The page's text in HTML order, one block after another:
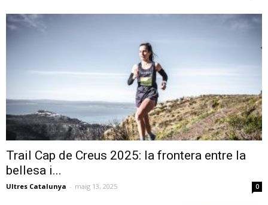
Trail Cap de Creus 2025: la frontera entre la
bellesa i...
Ultres Catalunya - maig 13, 2025 0